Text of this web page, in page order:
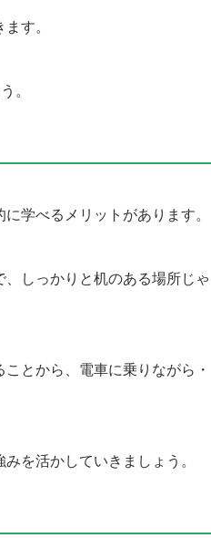
す。
。
学べるメリットがあります。
しっかりと机のある場所じゃ
とから、電車に乗りながら・
を活かしていきましょう。